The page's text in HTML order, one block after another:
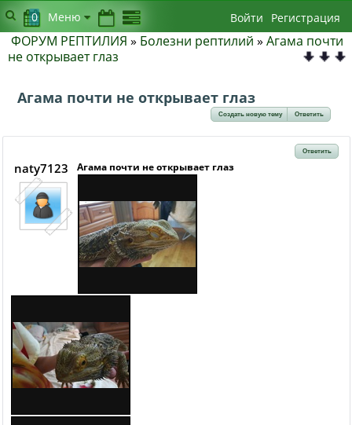
ФОРУМ РЕПТИЛИЯ » Болезни рептилий » Агама почти
не открывает глаз
Агама почти не открывает глаз
Создать новую тему Ответить
Ответить
naty7123 Агама почти не открывает глаз
0 Меню Войти Регистрация